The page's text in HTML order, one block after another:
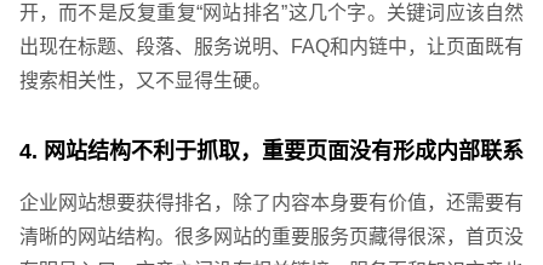
开，而不是反复重复“网站排名”这几个字。关键词应该自然
出现在标题、段落、服务说明、FAQ和内链中，让页面既有
搜索相关性，又不显得生硬。
4. 网站结构不利于抓取，重要页面没有形成内部联系
企业网站想要获得排名，除了内容本身要有价值，还需要有
清晰的网站结构。很多网站的重要服务页藏得很深，首页没